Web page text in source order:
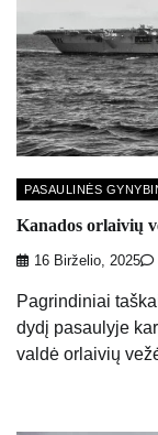
PASAULINĖS
Kanados orlaivių
16 Birželio, 2025
Pagrindiniai
dydį pasaulyje
valdė orlaivių